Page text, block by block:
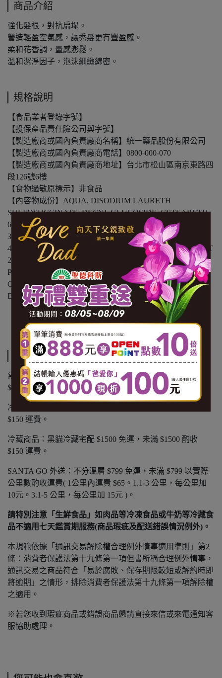
商品介紹
強化髮根，對抗扁塌。
營造輕盈空氣感，讓秀髮更有豐盈感。
柔和花香調，量感澎鬆。
溫和潔淨因子，泡沫細緻綿密。
規格說明
【食品業者登錄字號】
【投保產品責任險公司與字號】
【製造廠商或國內負責廠商名稱】統一藥品股份有限公司
【製造廠商或國內負責廠商電話】0800-000-070
【製造廠商或國內負責廠商地址】台北市松山區南京東路四
段126號6樓
【食物過敏原標示】非食品
【內容物成份】AQUA, DISODIUM LAURETH
SULFOSUCCINATE, DECYL GLUCOSIDE, CETEARETH-
60 MYRISTYL GLYCOL, LAURYL BETAINE, LAURETH-
3, LINUM USITATISSIMUM SEED EXTRACT ,BLUE 1(CI
42090), CAPRYLYL GLYCOL, CITRIC ACID, EXT. VIOLET
2(CI 60730), PARFUM ,LIMONENE, MALEIC ACID,
PROPYLENE GLYCOL, SODIUM BENZOATE, SODIUM
CHLORIDE, TRISODIUM ETHYLENEDIAMINE
DISUCCINATE.
【內容量(重量)】400ml/瓶
【保存期限(總效期)】1080天
運送方式
常溫商品：黑貓常溫宅配 $1200 免運，未滿 $1200 酌收
$100 運費。
冷凍商品：黑貓冷凍宅配 $1500 免運，未滿 $1500 酌收
$150 運費。
冷藏商品：黑貓冷藏宅配 $1500 免運，未滿 $1500 酌收
$150 運費。
SANTA GO 外送：不分溫層 $799 免運，未滿 $799 以實際
公里數酌收運費( 1公里內運費 $65。1.1-3 公里，每公里加
10元。3.1-5 公里，每公里加 15元 )。
請特別注意「生鮮食品」如肉品等冷凍食品或牛奶等冷藏食
品不適用七天鑑賞期服務(商品瑕疵及配送錯誤情況例外)。
本規範依據「通訊交易解除權合理例外情事適用準則」第2
條：消費者保護法第十九條第一項但書所稱合理例外情事，
通訊交易之商品符合「易於腐敗、保存期限較短或解約時即
將逾期」之情形，排除消費者保護法第十九條第一項解除權
之適用。
※若您收到瑕疵商品或錯誤商品懇請直接來信或來電通知客
服協助處理。